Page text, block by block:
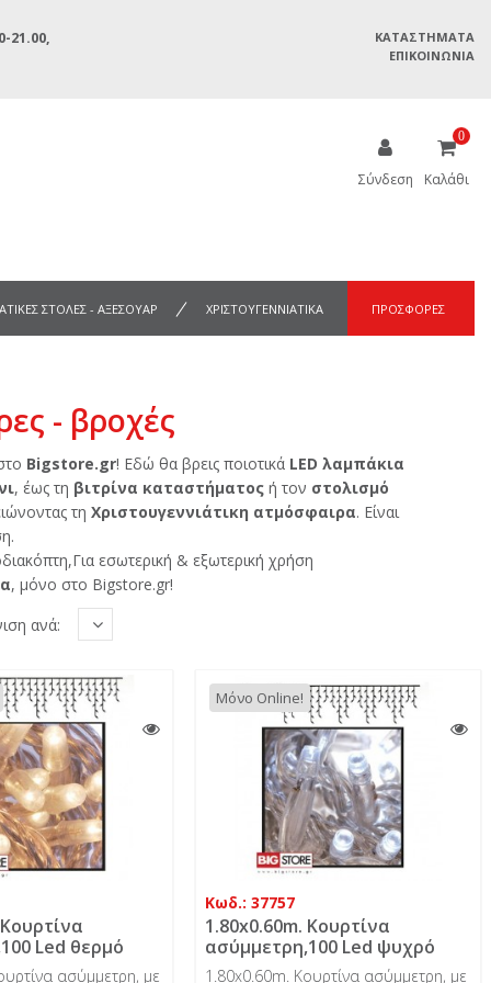
21.00,
ΚΑΤΑΣΤΉΜΑΤΑ
ΕΠΙΚΟΙΝΩΝΊΑ
Σύνδεση
0
Καλάθι
ΣΤΟΛΕΣ - ΑΞΕΣΟΥΑΡ ΧΡΙΣΤΟΥΓΕΝΝΙΑΤΙΚΑ ΠΡΟΣΦΟΡΕΣ
- βροχές
Bigstore.gr! Εδώ θα βρεις ποιοτικά LED λαμπάκια
, έως τη βιτρίνα καταστήματος ή τον στολισμό
τη Χριστουγεννιάτικη ατμόσφαιρα. Είναι
εσωτερική & εξωτερική χρήση
, μόνο στο Bigstore.gr!
ανά:
Led θερμό
καλώδιο,
ασύμμετρη, με
Μόνο Online!
Κωδ.: 37757
1.80x0.60m. Κουρτίνα
ασύμμετρη,100 Led ψυχρό
λαμπάκι, διάφανο καλώδιο,
1.80x0.60m. Κουρτίνα ασύμμετρη, με